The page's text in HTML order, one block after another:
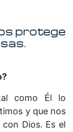
protege
como Él lo
y que nos
Dios. Es el